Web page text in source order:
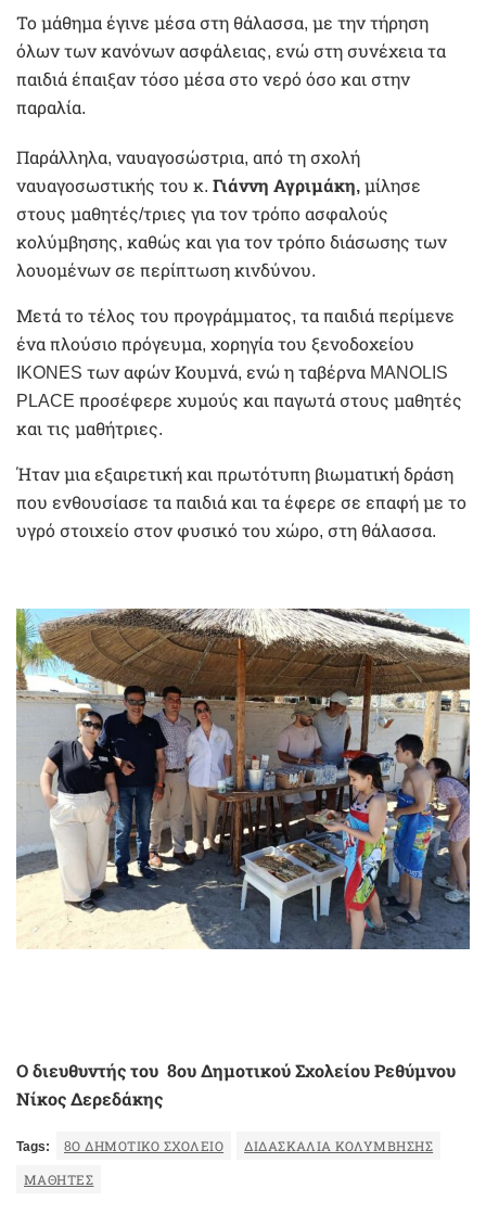
Το μάθημα έγινε μέσα στη θάλασσα, με την τήρηση
όλων των κανόνων ασφάλειας, ενώ στη συνέχεια τα
παιδιά έπαιξαν τόσο μέσα στο νερό όσο και στην
παραλία.
Παράλληλα, ναυαγοσώστρια, από τη σχολή
ναυαγοσωστικής του κ. Γιάννη Αγριμάκη, μίλησε
στους μαθητές/τριες για τον τρόπο ασφαλούς
κολύμβησης, καθώς και για τον τρόπο διάσωσης των
λουομένων σε περίπτωση κινδύνου.
Μετά το τέλος του προγράμματος, τα παιδιά περίμενε
ένα πλούσιο πρόγευμα, χορηγία του ξενοδοχείου
IKONES των αφών Κουμνά, ενώ η ταβέρνα MANOLIS
PLACE προσέφερε χυμούς και παγωτά στους μαθητές
και τις μαθήτριες.
Ήταν μια εξαιρετική και πρωτότυπη βιωματική δράση
που ενθουσίασε τα παιδιά και τα έφερε σε επαφή με το
υγρό στοιχείο στον φυσικό του χώρο, στη θάλασσα.
Ο διευθυντής του 8ου Δημοτικού Σχολείου Ρεθύμνου
Νίκος Δερεδάκης
Tags: 8Ο ΔΗΜΟΤΙΚΟ ΣΧΟΛΕΙΟ ΔΙΔΑΣΚΑΛΙΑ ΚΟΛΥΜΒΗΣΗΣ
ΜΑΘΗΤΈΣ